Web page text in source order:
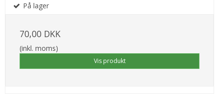
På lager
70,00 DKK
(inkl. moms)
Vis produkt